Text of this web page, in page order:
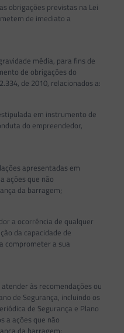
previstas na Lei
de imediato a
média, para fins de
de obrigações do
de 2010, relacionados a:
em instrumento de
do empreendedor,
apresentadas em
ações que não
da barragem;
a ocorrência de qualquer
da capacidade de
comprometer a sua
às recomendações ou
de Segurança, incluindo os
de Segurança e Plano
a ações que não
da barragem;